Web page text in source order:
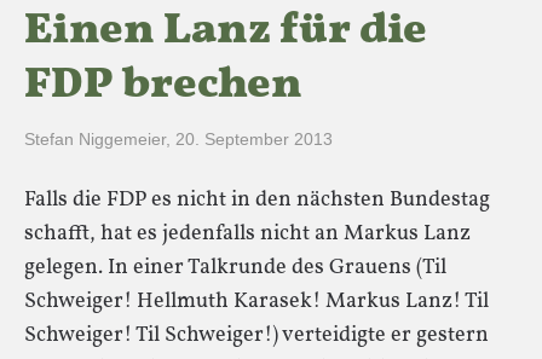
Einen Lanz für die
FDP brechen
Stefan Niggemeier, 20. September 2013
Falls die FDP es nicht in den nächsten Bundestag
schafft, hat es jedenfalls nicht an Markus Lanz
gelegen. In einer Talkrunde des Grauens (Til
Schweiger! Hellmuth Karasek! Markus Lanz! Til
Schweiger! Til Schweiger!) verteidigte er gestern